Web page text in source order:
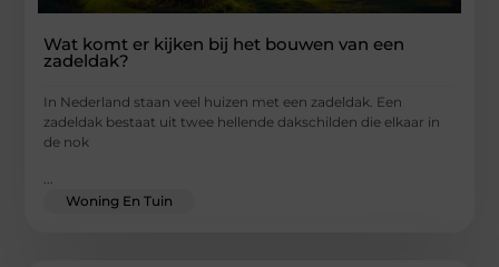
Wat komt er kijken bij het bouwen van een
zadeldak?
In Nederland staan veel huizen met een zadeldak. Een
zadeldak bestaat uit twee hellende dakschilden die elkaar in
de nok
Woning En Tuin